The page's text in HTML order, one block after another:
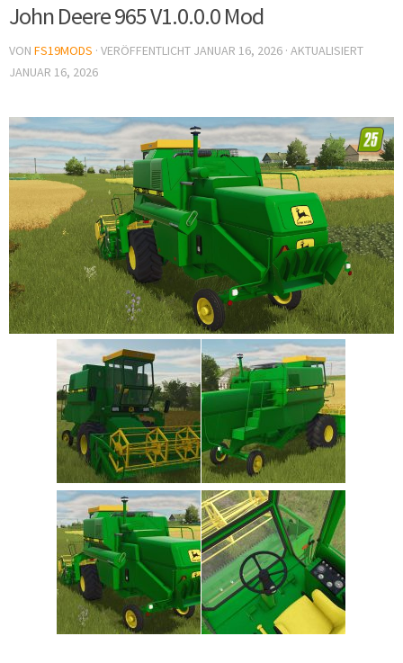
John Deere 965 V1.0.0.0 Mod
VON FS19MODS · VERÖFFENTLICHT JANUAR 16, 2026 · AKTUALISIERT
JANUAR 16, 2026